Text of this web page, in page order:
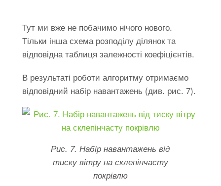
Тут ми вже не побачимо нічого нового.
Тільки інша схема розподілу ділянок та
відповідна таблиця залежності коефіцієнтів.
В результаті роботи алгоритму отримаємо
відповідний набір навантажень (див. рис. 7).
Рис. 7. Набір навантажень від
тиску вітру на склепінчасту
покрівлю